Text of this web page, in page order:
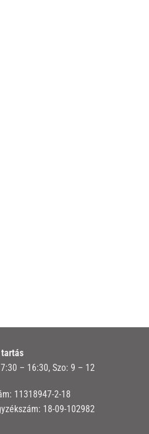
– 16:30, Szo: 9 – 12
11318947-2-18
18-09-102982